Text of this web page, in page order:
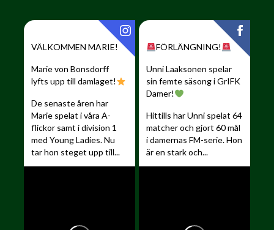
VÄLKOMMEN MARIE!
Marie von Bonsdorff
lyfts upp till damlaget!
De senaste åren har
Marie spelat i våra A-
flickor samt i division 1
med Young Ladies. Nu
tar hon steget upp till...
FÖRLÄNGNING!
Unni Laaksonen spelar
sin femte säsong i GrIFK
Damer!
Hittills har Unni spelat 64
matcher och gjort 60 mål
i damernas FM-serie. Hon
är en stark och...